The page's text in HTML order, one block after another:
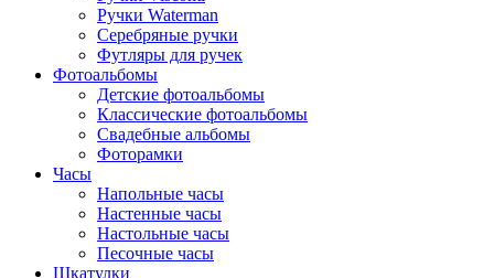
Ручки Waterman
Серебряные ручки
Футляры для ручек
Фотоальбомы
Детские фотоальбомы
Классические фотоальбомы
Свадебные альбомы
Фоторамки
Часы
Напольные часы
Настенные часы
Настольные часы
Песочные часы
Шкатулки